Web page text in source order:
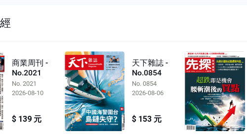
商業周刊 -
No.2021
No. 2021
2026-08-10
$ 139 元
天下雜誌 -
No.0854
No. 0854
2026-08-06
$ 153 元